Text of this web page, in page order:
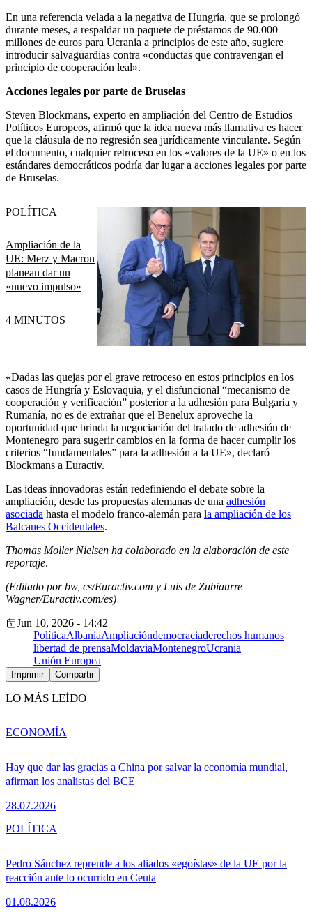
En una referencia velada a la negativa de Hungría, que se prolongó
durante meses, a respaldar un paquete de préstamos de 90.000
millones de euros para Ucrania a principios de este año, sugiere
introducir salvaguardias contra «conductas que contravengan el
principio de cooperación leal».
Acciones legales por parte de Bruselas
Steven Blockmans, experto en ampliación del Centro de Estudios
Políticos Europeos, afirmó que la idea nueva más llamativa es hacer
que la cláusula de no regresión sea jurídicamente vinculante. Según
el documento, cualquier retroceso en los «valores de la UE» o en los
estándares democráticos podría dar lugar a acciones legales por parte
de Bruselas.
Ampliación de la
UE: Merz y Macron
planean dar un
«nuevo impulso»
POLÍTICA
4 MINUTOS
«Dadas las quejas por el grave retroceso en estos principios en los
casos de Hungría y Eslovaquia, y el disfuncional “mecanismo de
cooperación y verificación” posterior a la adhesión para Bulgaria y
Rumanía, no es de extrañar que el Benelux aproveche la
oportunidad que brinda la negociación del tratado de adhesión de
Montenegro para sugerir cambios en la forma de hacer cumplir los
criterios “fundamentales” para la adhesión a la UE», declaró
Blockmans a Euractiv.
Las ideas innovadoras están redefiniendo el debate sobre la
ampliación, desde las propuestas alemanas de una adhesión
asociada hasta el modelo franco-alemán para la ampliación de los
Balcanes Occidentales.
Thomas Moller Nielsen ha colaborado en la elaboración de este
reportaje.
(Editado por bw, cs/Euractiv.com y Luis de Zubiaurre
Wagner/Euractiv.com/es)
Jun 10, 2026 - 14:42
PolíticaAlbaniaAmpliacióndemocraciaderechos humanos
libertad de prensaMoldaviaMontenegroUcrania
Unión Europea
Imprimir Compartir
LO MÁS LEÍDO
Hay que dar las gracias a China por salvar la economía mundial,
afirman los analistas del BCE
28.07.2026
ECONOMÍA
Pedro Sánchez reprende a los aliados «egoístas» de la UE por la
reacción ante lo ocurrido en Ceuta
01.08.2026
POLÍTICA